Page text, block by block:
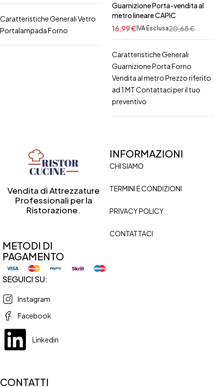
Caratteristiche Generali Vetro
Portalampada Forno
Guarnizione Porta-vendita al
metro lineare CAPIC
20,68€
16,99€IVA Esclusa
Caratteristiche Generali
Guarnizione Porta Forno
Vendita al metro Prezzo riferito
ad 1 MT Contattaci per il tuo
preventivo
Vendita di Attrezzature
Professionali per la
Ristorazione.
INFORMAZIONI
CHI SIAMO
TERMINI E CONDIZIONI
PRIVACY POLICY
CONTATTACI
METODI DI
PAGAMENTO
SEGUICI SU:
Instagram
Facebook
Linkedin
CONTATTI